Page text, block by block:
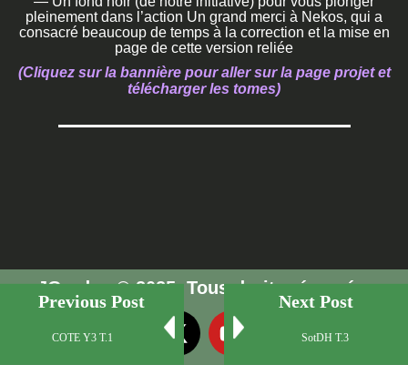
pleinement dans l’action Un grand merci à Nekos, qui a
consacré beaucoup de temps à la correction et la mise en
page de cette version reliée
(Cliquez sur la bannière pour aller sur la page projet et
télécharger les tomes)
JGarden © 2025. Tous droits réservés.
Previous Post
COTE Y3 T.1
Next Post
SotDH T.3